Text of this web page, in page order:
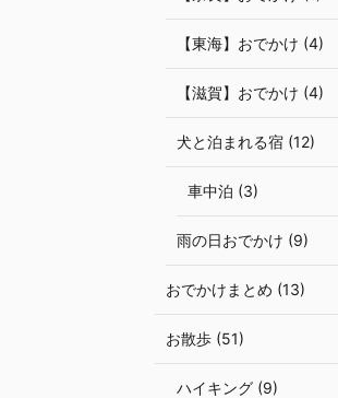
【東海】おでかけ (4)
【滋賀】おでかけ (4)
犬と泊まれる宿 (12)
車中泊 (3)
雨の日おでかけ (9)
おでかけまとめ (13)
お散歩 (51)
ハイキング (9)